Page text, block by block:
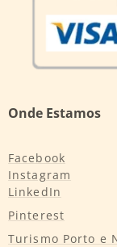
Onde Estamos
Facebook
Instagram
LinkedIn
Pinterest
Turismo Porto e